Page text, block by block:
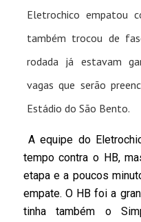
Eletrochico empatou
também trocou de
rodada já estavam
vagas que serão
Estádio do São Bento.
A equipe do
tempo contra o HB,
etapa e a poucos
empate. O HB foi a
tinha também o